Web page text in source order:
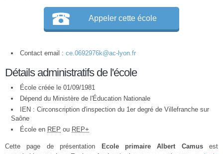
Appeler cette école
Contact email : ce.0692976k@ac-lyon.fr
Détails administratifs de l'école
École créée le 01/09/1981
Dépend du Ministère de l'Éducation Nationale
IEN : Circonscription d'inspection du 1er degré de Villefranche sur
Saône
École en REP ou REP+
Cette page de présentation Ecole primaire Albert Camusest